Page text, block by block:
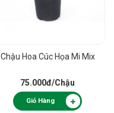
Chậu Hoa Cúc Họa Mi Mix
75.000đ/Chậu
Giỏ Hàng